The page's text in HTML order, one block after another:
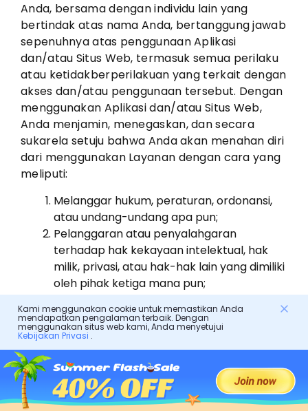
Anda, bersama dengan individu lain yang
bertindak atas nama Anda, bertanggung jawab
sepenuhnya atas penggunaan Aplikasi
dan/atau Situs Web, termasuk semua perilaku
atau ketidakberperilakuan yang terkait dengan
akses dan/atau penggunaan tersebut. Dengan
menggunakan Aplikasi dan/atau Situs Web,
Anda menjamin, menegaskan, dan secara
sukarela setuju bahwa Anda akan menahan diri
dari menggunakan Layanan dengan cara yang
meliputi:
Melanggar hukum, peraturan, ordonansi,
atau undang-undang apa pun;
Pelanggaran atau penyalahgaran
terhadap hak kekayaan intelektual, hak
milik, privasi, atau hak-hak lain yang dimiliki
oleh pihak ketiga mana pun;
Mengunggah, menyampaikan, atau
memfasilitasi pengunggahan atau
pengiriman konten yang merugikan,
curang, menyesatkan, mengancam, kasar,
melecehkan, melanggar hak cipta,
memfitnah, vulgar, cabul, mencemarkan
nama baik, atau tidak pantas;
Kami menggunakan cookie untuk memastikan Anda
mendapatkan pengalaman terbaik. Dengan
menggunakan situs web kami, Anda menyetujui
Kebijakan Privasi .